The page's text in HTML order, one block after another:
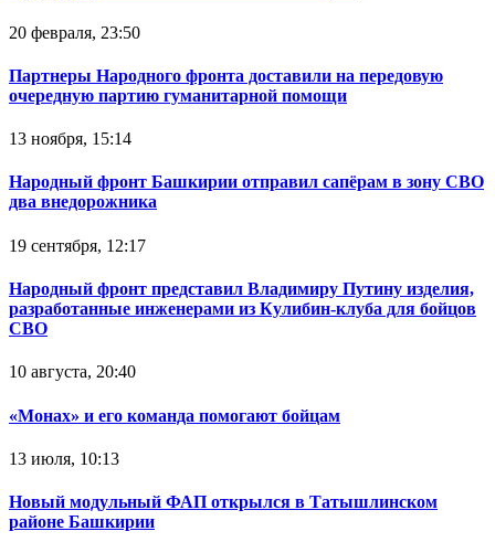
20 февраля, 23:50
Партнеры Народного фронта доставили на передовую
очередную партию гуманитарной помощи
13 ноября, 15:14
Народный фронт Башкирии отправил сапёрам в зону СВО
два внедорожника
19 сентября, 12:17
Народный фронт представил Владимиру Путину изделия,
разработанные инженерами из Кулибин-клуба для бойцов
СВО
10 августа, 20:40
«Монах» и его команда помогают бойцам
13 июля, 10:13
Новый модульный ФАП открылся в Татышлинском
районе Башкирии